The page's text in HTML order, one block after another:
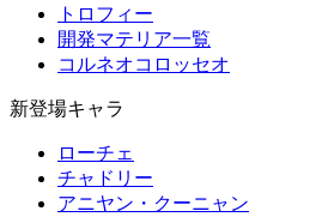
トロフィー
開発マテリア一覧
コルネオコロッセオ
新登場キャラ
ローチェ
チャドリー
アニヤン・クーニャン